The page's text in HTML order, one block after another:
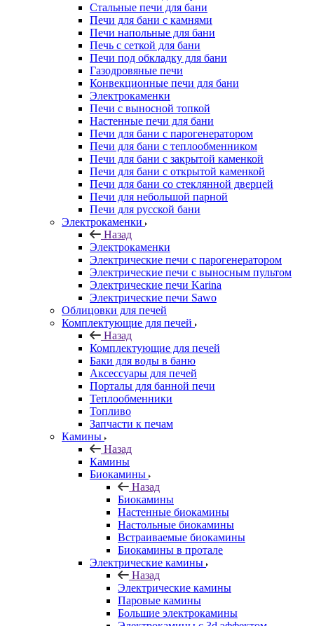
Стальные печи для бани
Печи для бани с камнями
Печи напольные для бани
Печь с сеткой для бани
Печи под обкладку для бани
Газодровяные печи
Конвекционные печи для бани
Электрокаменки
Печи с выносной топкой
Настенные печи для бани
Печи для бани с парогенератором
Печи для бани с теплообменником
Печи для бани с закрытой каменкой
Печи для бани с открытой каменкой
Печи для бани со стеклянной дверцей
Печи для небольшой парной
Печи для русской бани
Электрокаменки
Назад
Электрокаменки
Электрические печи с парогенератором
Электрические печи с выносным пультом
Электрические печи Karina
Электрические печи Sawo
Облицовки для печей
Комплектующие для печей
Назад
Комплектующие для печей
Баки для воды в баню
Аксессуары для печей
Порталы для банной печи
Теплообменники
Топливо
Запчасти к печам
Камины
Назад
Камины
Биокамины
Назад
Биокамины
Настенные биокамины
Настольные биокамины
Встраиваемые биокамины
Биокамины в протале
Электрические камины
Назад
Электрические камины
Паровые камины
Большие электрокамины